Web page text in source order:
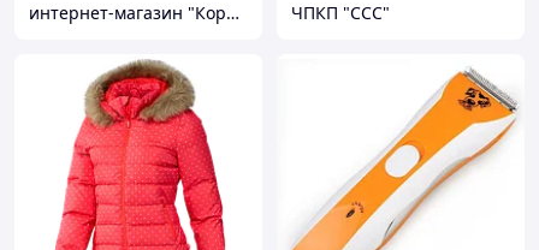
интернет-магазин "Коралловый мир" ЧПКП "ССС"